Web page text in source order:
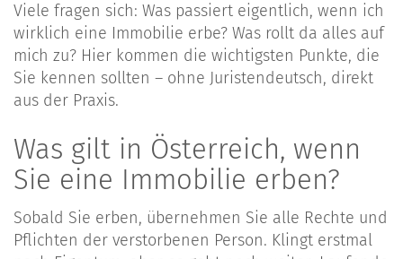
Viele fragen sich: Was passiert eigentlich, wenn ich
wirklich eine Immobilie erbe? Was rollt da alles auf
mich zu? Hier kommen die wichtigsten Punkte, die
Sie kennen sollten – ohne Juristendeutsch, direkt
aus der Praxis.
Was gilt in Österreich, wenn
Sie eine Immobilie erben?
Sobald Sie erben, übernehmen Sie alle Rechte und
Pflichten der verstorbenen Person. Klingt erstmal